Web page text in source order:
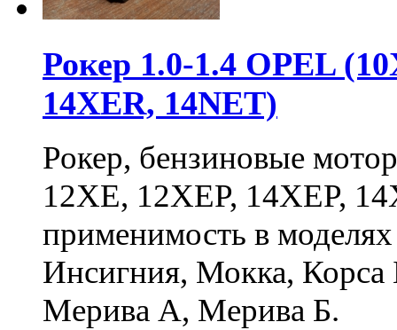
Рокер 1.0-1.4 OPEL
14XER, 14NET)
Рокер, бензиновые
12XE, 12XEP, 14XEP,
применимость в
Инсигния, Мокка,
Мерива А, Мерива Б.